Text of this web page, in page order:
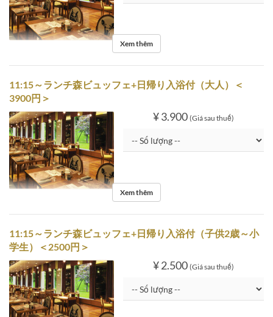
Xem thêm
11:15～ランチ森ビュッフェ+日帰り入浴付（大人）＜
3900円＞
¥ 3.900 (Giá sau thuế)
Xem thêm
11:15～ランチ森ビュッフェ+日帰り入浴付（子供2歳～小
学生）＜2500円＞
¥ 2.500 (Giá sau thuế)